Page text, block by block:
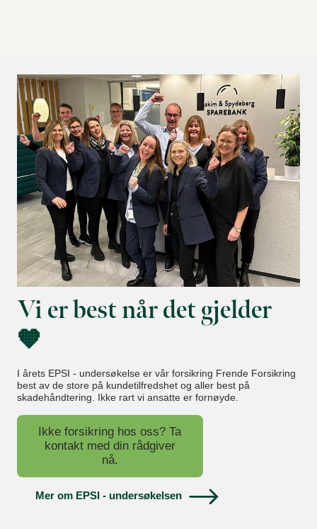
Vi er best når det gjelder
🧡
I årets EPSI - undersøkelse er vår forsikring Frende Forsikring
best av de store på kundetilfredshet og aller best på
skadehåndtering. Ikke rart vi ansatte er fornøyde.
Ikke forsikring hos oss? Ta
kontakt med din rådgiver
nå.
Mer om EPSI - undersøkelsen